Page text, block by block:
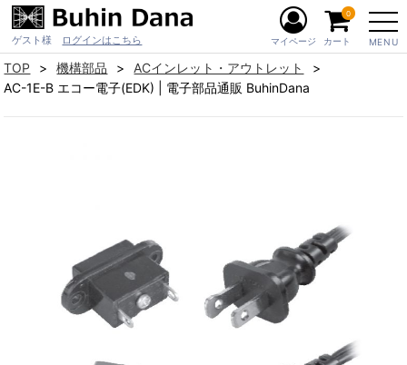
ゲスト様 ログインはこちら MENU
マイページ カート
0
TOP 機構部品
ACインレット・アウトレット
AC-1E-B エコー電子(EDK) | 電子部品通販 BuhinDana